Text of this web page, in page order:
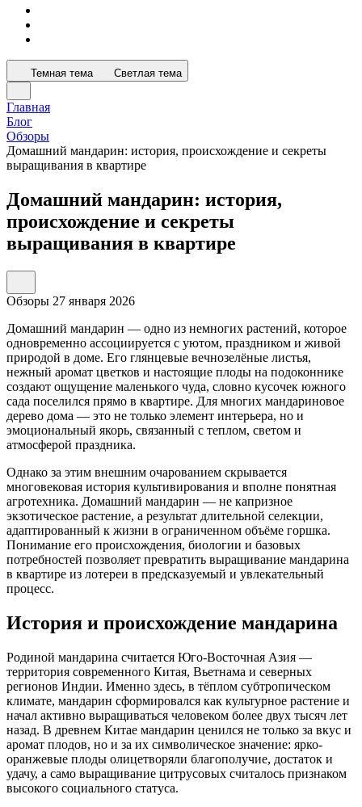
Темная тема Светлая тема
Главная
Блог
Обзоры
Домашний мандарин: история, происхождение и секреты
выращивания в квартире
Домашний мандарин: история,
происхождение и секреты
выращивания в квартире
Обзоры 27 января 2026
Домашний мандарин — одно из немногих растений, которое
одновременно ассоциируется с уютом, праздником и живой
природой в доме. Его глянцевые вечнозелёные листья,
нежный аромат цветков и настоящие плоды на подоконнике
создают ощущение маленького чуда, словно кусочек южного
сада поселился прямо в квартире. Для многих мандариновое
дерево дома — это не только элемент интерьера, но и
эмоциональный якорь, связанный с теплом, светом и
атмосферой праздника.
Однако за этим внешним очарованием скрывается
многовековая история культивирования и вполне понятная
агротехника. Домашний мандарин — не капризное
экзотическое растение, а результат длительной селекции,
адаптированный к жизни в ограниченном объёме горшка.
Понимание его происхождения, биологии и базовых
потребностей позволяет превратить выращивание мандарина
в квартире из лотереи в предсказуемый и увлекательный
процесс.
История и происхождение мандарина
Родиной мандарина считается Юго-Восточная Азия —
территория современного Китая, Вьетнама и северных
регионов Индии. Именно здесь, в тёплом субтропическом
климате, мандарин сформировался как культурное растение и
начал активно выращиваться человеком более двух тысяч лет
назад. В древнем Китае мандарин ценился не только за вкус и
аромат плодов, но и за их символическое значение: ярко-
оранжевые плоды олицетворяли благополучие, достаток и
удачу, а само выращивание цитрусовых считалось признаком
высокого социального статуса.